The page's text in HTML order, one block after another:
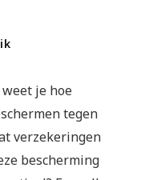
je hoe
tegen
verzekeringen
bescherming